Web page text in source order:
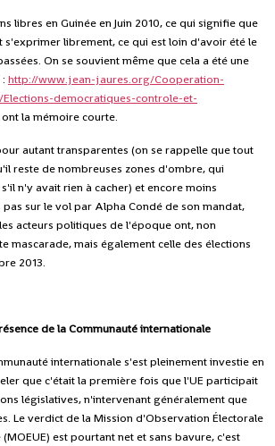
libres en Guinée en Juin 2010, ce qui signifie que
s'exprimer librement, ce qui est loin d'avoir été le
On se souvient même que cela a été une
http://www.jean-jaures.org/Cooperation-
democratiques-controle-et-
ont la mémoire courte.
autant transparentes (on se rappelle que tout
reste de nombreuses zones d'ombre, qui
n'y avait rien à cacher) et encore moins
pas sur le vol par Alpha Condé de son mandat,
acteurs politiques de l'époque ont, non
mascarade, mais également celle des élections
2013.
de la Communauté internationale
internationale s'est pleinement investie en
que c'était la première fois que l'UE participait
législatives, n'intervenant généralement que
Le verdict de la Mission d'Observation Électorale
est pourtant net et sans bavure, c'est